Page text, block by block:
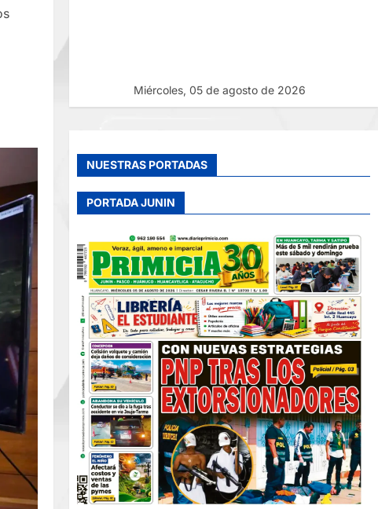
Miércoles, 05 de agosto de 2026
NUESTRAS PORTADAS
PORTADA JUNIN